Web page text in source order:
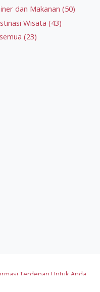
dan Makanan (50)
Wisata (43)
(23)
Terdepan Untuk Anda